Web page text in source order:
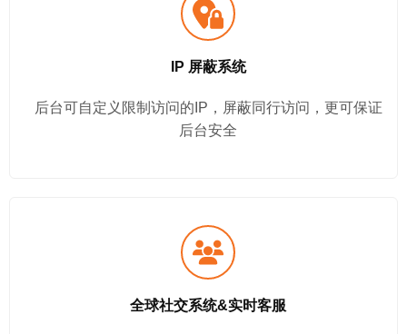
IP 屏蔽系统
后台可自定义限制访问的IP，屏蔽同行访问，更可保证
后台安全
全球社交系统&实时客服